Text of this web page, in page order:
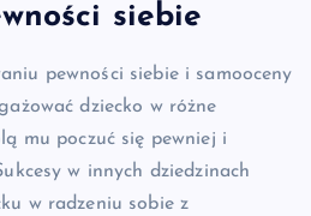
siebie
pewności siebie i samooceny
dziecko w różne
mu poczuć się pewniej i
w innych dziedzinach
w radzeniu sobie z